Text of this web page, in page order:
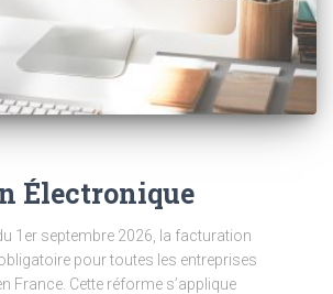
Électronique
1er septembre 2026, la facturation
pour toutes les entreprises
France. Cette réforme s’applique